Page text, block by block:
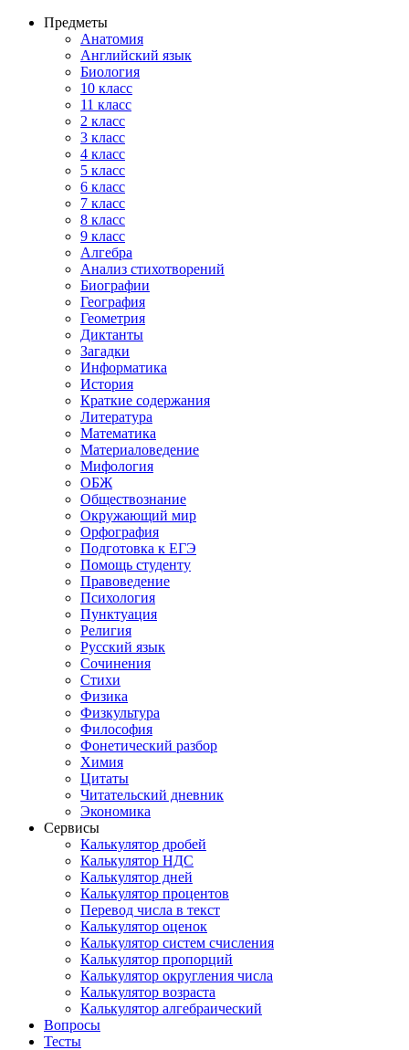
Предметы
Анатомия
Английский язык
Биология
10 класс
11 класс
2 класс
3 класс
4 класс
5 класс
6 класс
7 класс
8 класс
9 класс
Алгебра
Анализ стихотворений
Биографии
География
Геометрия
Диктанты
Загадки
Информатика
История
Краткие содержания
Литература
Математика
Материаловедение
Мифология
ОБЖ
Обществознание
Окружающий мир
Орфография
Подготовка к ЕГЭ
Помощь студенту
Правоведение
Психология
Пунктуация
Религия
Русский язык
Сочинения
Стихи
Физика
Физкультура
Философия
Фонетический разбор
Химия
Цитаты
Читательский дневник
Экономика
Сервисы
Калькулятор дробей
Калькулятор НДС
Калькулятор дней
Калькулятор процентов
Перевод числа в текст
Калькулятор оценок
Калькулятор систем счисления
Калькулятор пропорций
Калькулятор округления числа
Калькулятор возраста
Калькулятор алгебраический
Вопросы
Тесты